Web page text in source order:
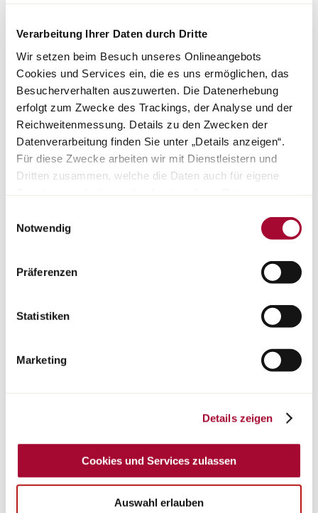
Verarbeitung Ihrer Daten durch Dritte
Wir setzen beim Besuch unseres Onlineangebots
Cookies und Services ein, die es uns ermöglichen, das
Besucherverhalten auszuwerten. Die Datenerhebung
erfolgt zum Zwecke des Trackings, der Analyse und der
Reichweitenmessung. Details zu den Zwecken der
Datenverarbeitung finden Sie unter „Details anzeigen“.
Für diese Zwecke arbeiten wir mit Dienstleistern und
Dritten zusammen, welche die Daten auch für eigene
„Cookies und Services zulassen“ oder durch Auswählen
einzelner Cookies und Services in der Detailansicht
geben Sie Ihre Einwilligung zur Verarbeitung Ihrer Daten
zu den jeweiligen Zwecken. Sie ist freiwillig, für die
widerruflich für die Zukunft durch Anklicken der
Weitere
Notwendig
Präferenzen
Statistiken
Marketing
Details zeigen
Cookies und Services zulassen
Auswahl erlauben
VERDERE AANBIEDINGEN
EN INFORMATIE
Service
ORIGINELE BÜRSTNER
ONDERDELEN &
ACCESSOIRES